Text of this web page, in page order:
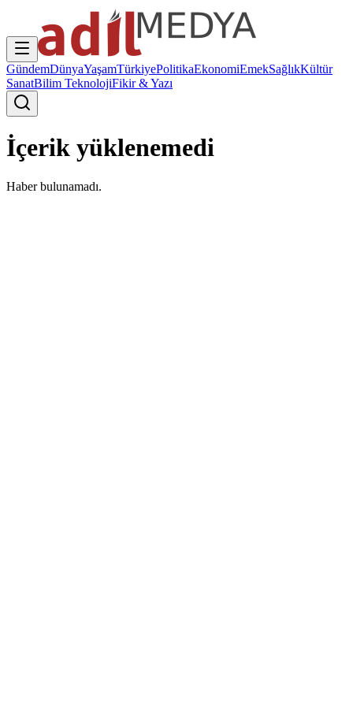
GündemDünyaYaşamTürkiyePolitikaEkonomiEmekSağlıkKültür
SanatBilim TeknolojiFikir & Yazı
İçerik yüklenemedi
Haber bulunamadı.